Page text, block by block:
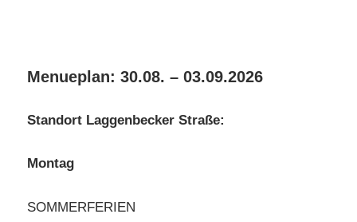
Menueplan: 30.08. – 03.09.2026
Standort Laggenbecker Straße:
Montag
SOMMERFERIEN